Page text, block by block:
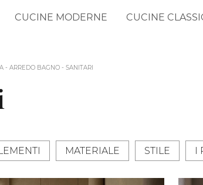
CUCINE MODERNE CUCINE
- ARREDO BAGNO - SANITARI
MATERIALE STILE I